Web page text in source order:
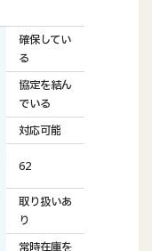
確保してい
る
協定を結ん
でいる
対応可能
62
取り扱いあ
り
常時在庫を